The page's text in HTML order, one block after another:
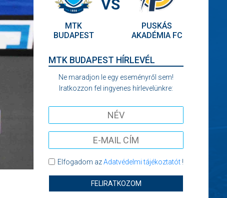
MTK
BUDAPEST
VS
PUSKÁS
AKADÉMIA FC
MTK BUDAPEST HÍRLEVÉL
Ne maradjon le egy eseményről sem!
Iratkozzon fel ingyenes hírlevelünkre:
Elfogadom azAdatvédelmi tájékoztatót!
FELIRATKOZOM